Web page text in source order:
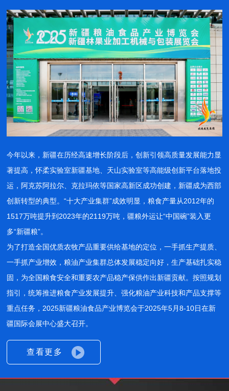
今年以来，新疆在历经高速增长阶段后，创新引领高质量发展能力显
著提高，怀柔实验室新疆基地、天山实验室等高能级创新平台落地投
运，阿克苏阿拉尔、克拉玛依等国家高新区成功创建，新疆成为西部
创新转型的典型。“十大产业集群”成效明显，粮食产量从2012年的
1517万吨提升到2023年的2119万吨，疆粮外运让“中国碗”装入更
多“新疆粮”。
为了打造全国优质农牧产品重要供给基地的定位，一手抓生产提质、
一手抓产业增效，粮油产业集群总体发展稳定向好，生产基础扎实稳
固，为全国粮食安全和重要农产品稳产保供作出新疆贡献。按照规划
指引，统筹推进粮食产业发展提升、强化粮油产业科技和产品支撑等
重点任务，2025新疆粮油食品产业博览会于2025年5月8-10日在新
疆国际会展中心盛大召开。
查看更多